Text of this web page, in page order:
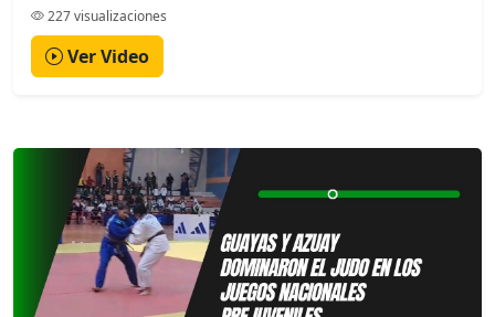
227 visualizaciones
Ver Video